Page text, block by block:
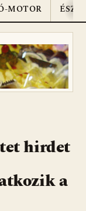
MOTOR
hirdet
a